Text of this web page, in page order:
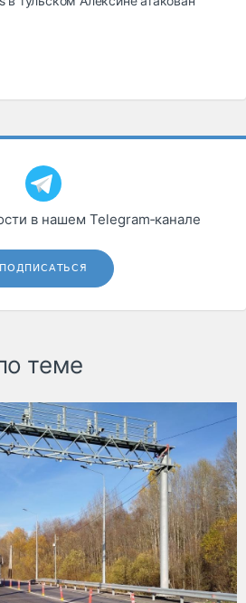
в нашем Telegram‑канале
ПОДПИСАТЬСЯ
теме